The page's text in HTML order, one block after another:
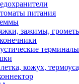
питания
зажимы,
кожух,